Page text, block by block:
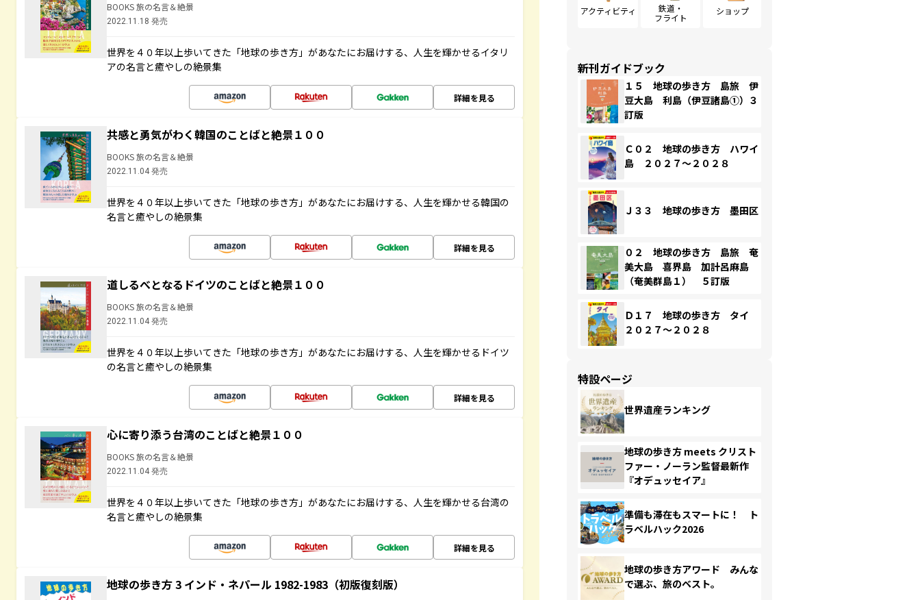
BOOKS 旅の名言＆絶景
2022.11.18 発売
世界を４０年以上歩いてきた「地球の歩き方」があなたにお届けする、人生を輝かせるイタリ
アの名言と癒やしの絶景集
詳細を見る
共感と勇気がわく韓国のことばと絶景１００
BOOKS 旅の名言＆絶景
2022.11.04 発売
世界を４０年以上歩いてきた「地球の歩き方」があなたにお届けする、人生を輝かせる韓国の
名言と癒やしの絶景集
詳細を見る
道しるべとなるドイツのことばと絶景１００
BOOKS 旅の名言＆絶景
2022.11.04 発売
世界を４０年以上歩いてきた「地球の歩き方」があなたにお届けする、人生を輝かせるドイツ
の名言と癒やしの絶景集
詳細を見る
心に寄り添う台湾のことばと絶景１００
BOOKS 旅の名言＆絶景
2022.11.04 発売
世界を４０年以上歩いてきた「地球の歩き方」があなたにお届けする、人生を輝かせる台湾の
名言と癒やしの絶景集
詳細を見る
地球の歩き方 3 インド・ネパール 1982-1983（初版復刻版）
アクティビティ
鉄道・
フライト
ショップ
新刊ガイドブック
１５ 地球の歩き方 島旅 伊
豆大島 利島（伊豆諸島①）３
訂版
Ｃ０２ 地球の歩き方 ハワイ
島 ２０２７～２０２８
Ｊ３３ 地球の歩き方 墨田区
０２ 地球の歩き方 島旅 奄
美大島 喜界島 加計呂麻島
（奄美群島１） ５訂版
Ｄ１７ 地球の歩き方 タイ
２０２７～２０２８
特設ページ
世界遺産ランキング
地球の歩き方 meets クリスト
ファー・ノーラン監督最新作
『オデュッセイア』
準備も滞在もスマートに！ ト
ラベルハック2026
地球の歩き方アワード みんな
で選ぶ、旅のベスト。